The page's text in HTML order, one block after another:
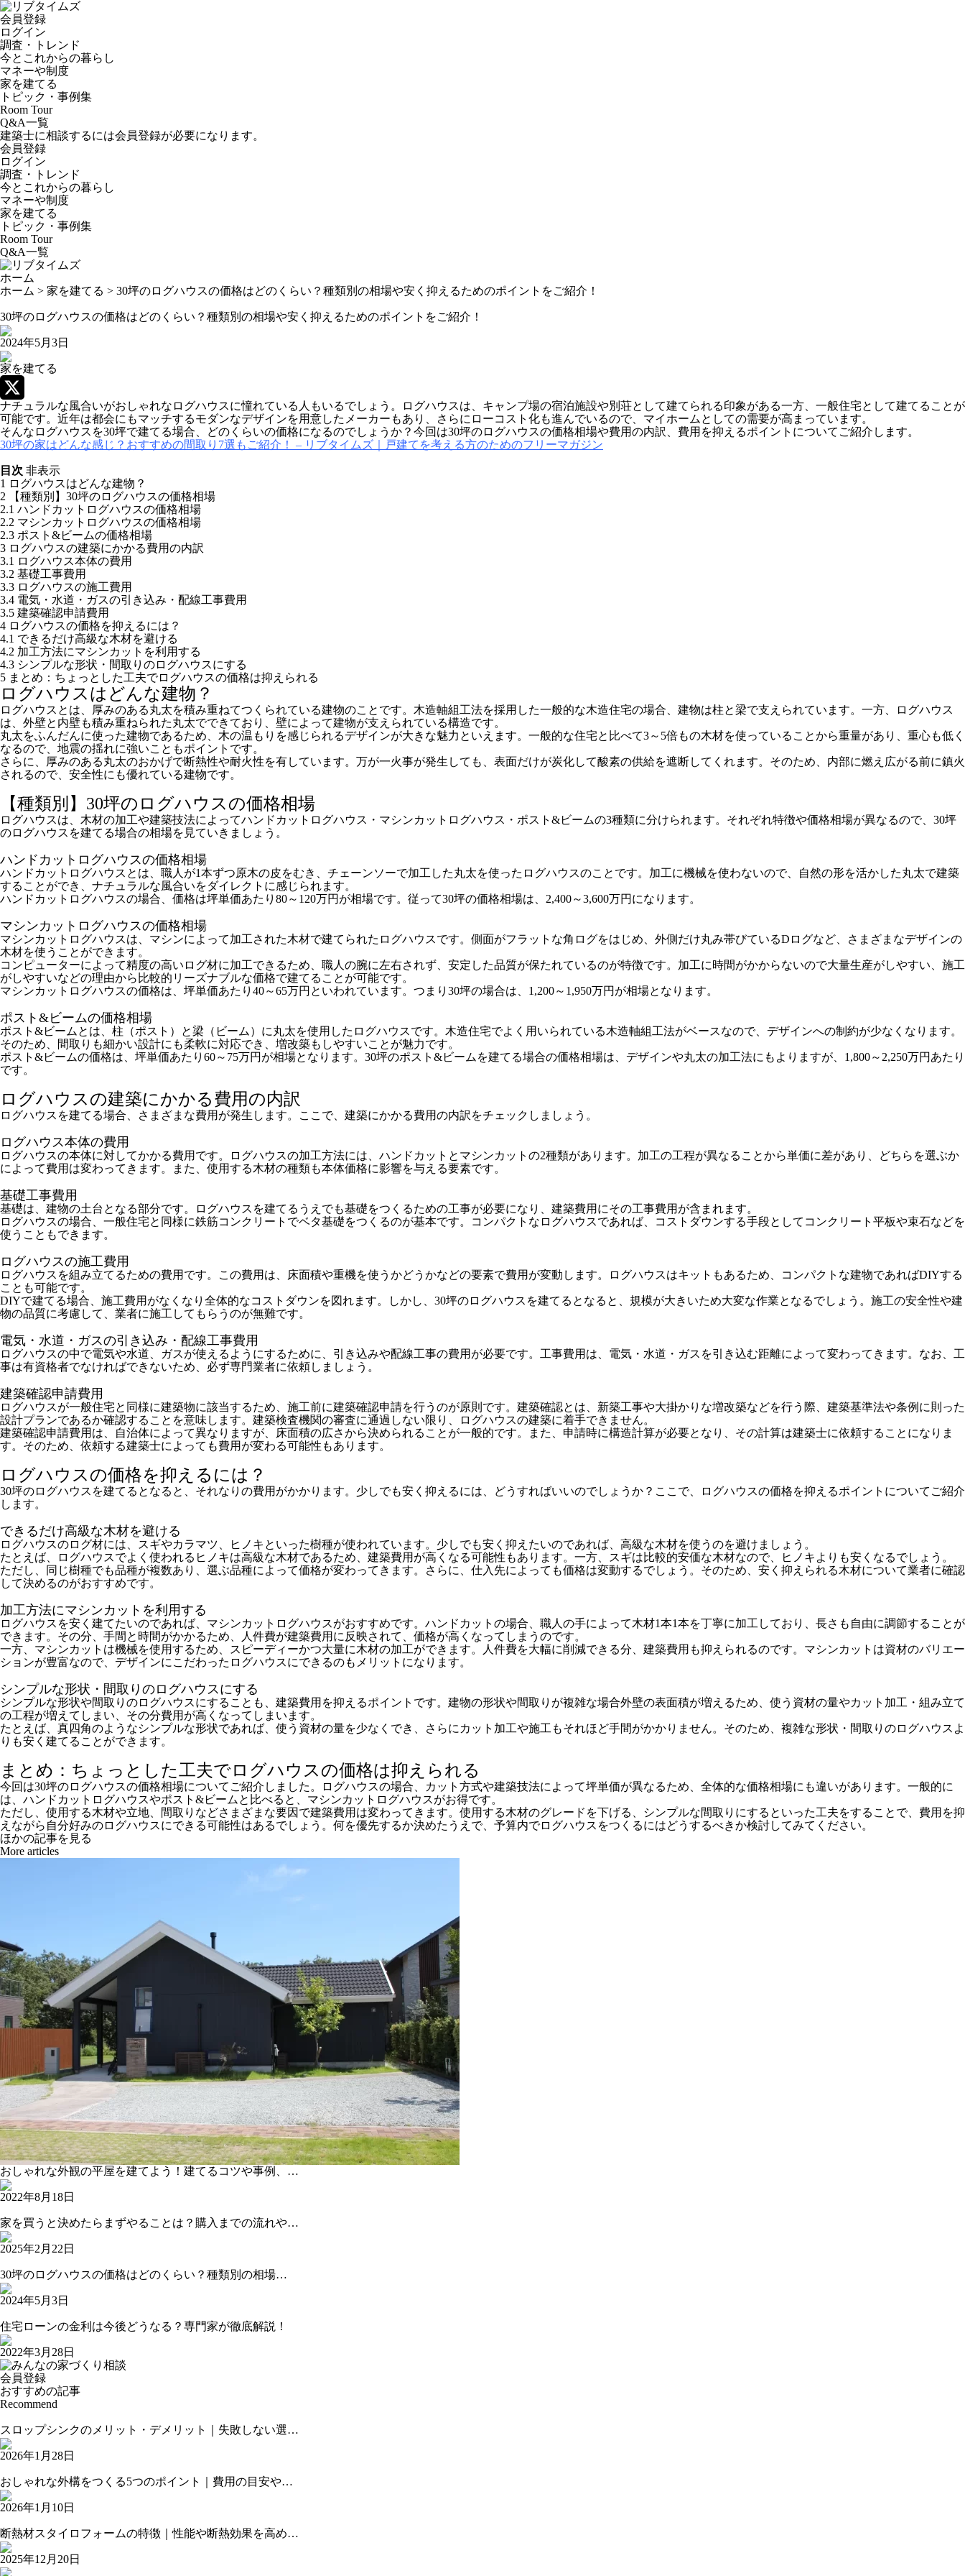
会員登録
ログイン
調査・トレンド
今とこれからの暮らし
マネーや制度
家を建てる
トピック・事例集
Room Tour
Q&A一覧
建築士に相談するには会員登録が必要になります。
会員登録
ログイン
調査・トレンド
今とこれからの暮らし
マネーや制度
家を建てる
トピック・事例集
Room Tour
Q&A一覧
ホーム
ホーム > 家を建てる > 30坪のログハウスの価格はどのくらい？種類別の相場や安く抑えるためのポイントをご紹介！
30坪のログハウスの価格はどのくらい？種類別の相場や安く抑えるためのポイントをご紹介！
2024年5月3日
家を建てる
X
ナチュラルな風合いがおしゃれなログハウスに憧れている人もいるでしょう。ログハウスは、キャンプ場の宿泊施設や別荘として建てられる印象がある一方、一般住宅として建てることが
可能です。近年は都会にもマッチするモダンなデザインを用意したメーカーもあり、さらにローコスト化も進んでいるので、マイホームとしての需要が高まっています。
そんなログハウスを30坪で建てる場合、どのくらいの価格になるのでしょうか？今回は30坪のログハウスの価格相場や費用の内訳、費用を抑えるポイントについてご紹介します。
30坪の家はどんな感じ？おすすめの間取り7選もご紹介！ – リブタイムズ｜戸建てを考える方のためのフリーマガジン
目次 非表示
1 ログハウスはどんな建物？
2
【種類別】30坪のログハウスの価格相場
2.1 ハンドカットログハウスの価格相場
2.2 マシンカットログハウスの価格相場
2.3 ポスト&ビームの価格相場
3 ログハウスの建築にかかる費用の内訳
3.1 ログハウス本体の費用
3.2 基礎工事費用
3.3 ログハウスの施工費用
3.4 電気・水道・ガスの引き込み・配線工事費用
3.5 建築確認申請費用
4 ログハウスの価格を抑えるには？
4.1 できるだけ高級な木材を避ける
4.2 加工方法にマシンカットを利用する
4.3 シンプルな形状・間取りのログハウスにする
5 まとめ：ちょっとした工夫でログハウスの価格は抑えられる
ログハウスはどんな建物？
ログハウスとは、厚みのある丸太を積み重ねてつくられている建物のことです。木造軸組工法を採用した一般的な木造住宅の場合、建物は柱と梁で支えられています。一方、ログハウス
は、外壁と内壁も積み重ねられた丸太でできており、壁によって建物が支えられている構造です。
丸太をふんだんに使った建物であるため、木の温もりを感じられるデザインが大きな魅力といえます。一般的な住宅と比べて3～5倍もの木材を使っていることから重量があり、重心も低く
なるので、地震の揺れに強いこともポイントです。
さらに、厚みのある丸太のおかげで断熱性や耐火性を有しています。万が一火事が発生しても、表面だけが炭化して酸素の供給を遮断してくれます。そのため、内部に燃え広がる前に鎮火
されるので、安全性にも優れている建物です。
【種類別】30坪のログハウスの価格相場
ログハウスは、木材の加工や建築技法によってハンドカットログハウス・マシンカットログハウス・ポスト&ビームの3種類に分けられます。それぞれ特徴や価格相場が異なるので、30坪
のログハウスを建てる場合の相場を見ていきましょう。
ハンドカットログハウスの価格相場
ハンドカットログハウスとは、職人が1本ずつ原木の皮をむき、チェーンソーで加工した丸太を使ったログハウスのことです。加工に機械を使わないので、自然の形を活かした丸太で建築
することができ、ナチュラルな風合いをダイレクトに感じられます。
ハンドカットログハウスの場合、価格は坪単価あたり80～120万円が相場です。従って30坪の価格相場は、2,400～3,600万円になります。
マシンカットログハウスの価格相場
マシンカットログハウスは、マシンによって加工された木材で建てられたログハウスです。側面がフラットな角ログをはじめ、外側だけ丸み帯びているDログなど、さまざまなデザインの
木材を使うことができます。
コンピューターによって精度の高いログ材に加工できるため、職人の腕に左右されず、安定した品質が保たれているのが特徴です。加工に時間がかからないので大量生産がしやすい、施工
がしやすいなどの理由から比較的リーズナブルな価格で建てることが可能です。
マシンカットログハウスの価格は、坪単価あたり40～65万円といわれています。つまり30坪の場合は、1,200～1,950万円が相場となります。
ポスト&ビームの価格相場
ポスト&ビームとは、柱（ポスト）と梁（ビーム）に丸太を使用したログハウスです。木造住宅でよく用いられている木造軸組工法がベースなので、デザインへの制約が少なくなります。
そのため、間取りも細かい設計にも柔軟に対応でき、増改築もしやすいことが魅力です。
ポスト&ビームの価格は、坪単価あたり60～75万円が相場となります。30坪のポスト&ビームを建てる場合の価格相場は、デザインや丸太の加工法にもよりますが、1,800～2,250万円あたり
です。
ログハウスの建築にかかる費用の内訳
ログハウスを建てる場合、さまざまな費用が発生します。ここで、建築にかかる費用の内訳をチェックしましょう。
ログハウス本体の費用
ログハウスの本体に対してかかる費用です。ログハウスの加工方法には、ハンドカットとマシンカットの2種類があります。加工の工程が異なることから単価に差があり、どちらを選ぶか
によって費用は変わってきます。また、使用する木材の種類も本体価格に影響を与える要素です。
基礎工事費用
基礎は、建物の土台となる部分です。ログハウスを建てるうえでも基礎をつくるための工事が必要になり、建築費用にその工事費用が含まれます。
ログハウスの場合、一般住宅と同様に鉄筋コンクリートでベタ基礎をつくるのが基本です。コンパクトなログハウスであれば、コストダウンする手段としてコンクリート平板や束石などを
使うこともできます。
ログハウスの施工費用
ログハウスを組み立てるための費用です。この費用は、床面積や重機を使うかどうかなどの要素で費用が変動します。ログハウスはキットもあるため、コンパクトな建物であればDIYする
ことも可能です。
DIYで建てる場合、施工費用がなくなり全体的なコストダウンを図れます。しかし、30坪のログハウスを建てるとなると、規模が大きいため大変な作業となるでしょう。施工の安全性や建
物の品質に考慮して、業者に施工してもらうのが無難です。
電気・水道・ガスの引き込み・配線工事費用
ログハウスの中で電気や水道、ガスが使えるようにするために、引き込みや配線工事の費用が必要です。工事費用は、電気・水道・ガスを引き込む距離によって変わってきます。なお、工
事は有資格者でなければできないため、必ず専門業者に依頼しましょう。
建築確認申請費用
ログハウスが一般住宅と同様に建築物に該当するため、施工前に建築確認申請を行うのが原則です。建築確認とは、新築工事や大掛かりな増改築などを行う際、建築基準法や条例に則った
設計プランであるか確認することを意味します。建築検査機関の審査に通過しない限り、ログハウスの建築に着手できません。
建築確認申請費用は、自治体によって異なりますが、床面積の広さから決められることが一般的です。また、申請時に構造計算が必要となり、その計算は建築士に依頼することになりま
す。そのため、依頼する建築士によっても費用が変わる可能性もあります。
ログハウスの価格を抑えるには？
30坪のログハウスを建てるとなると、それなりの費用がかかります。少しでも安く抑えるには、どうすればいいのでしょうか？ここで、ログハウスの価格を抑えるポイントについてご紹介
します。
できるだけ高級な木材を避ける
ログハウスのログ材には、スギやカラマツ、ヒノキといった樹種が使われています。少しでも安く抑えたいのであれば、高級な木材を使うのを避けましょう。
たとえば、ログハウスでよく使われるヒノキは高級な木材であるため、建築費用が高くなる可能性もあります。一方、スギは比較的安価な木材なので、ヒノキよりも安くなるでしょう。
ただし、同じ樹種でも品種が複数あり、選ぶ品種によって価格が変わってきます。さらに、仕入先によっても価格は変動するでしょう。そのため、安く抑えられる木材について業者に確認
して決めるのがおすすめです。
加工方法にマシンカットを利用する
ログハウスを安く建てたいのであれば、マシンカットログハウスがおすすめです。ハンドカットの場合、職人の手によって木材1本1本を丁寧に加工しており、長さも自由に調節することが
できます。その分、手間と時間がかかるため、人件費が建築費用に反映されて、価格が高くなってしまうのです。
一方、マシンカットは機械を使用するため、スピーディーかつ大量に木材の加工ができます。人件費を大幅に削減できる分、建築費用も抑えられるのです。マシンカットは資材のバリエー
ションが豊富なので、デザインにこだわったログハウスにできるのもメリットになります。
シンプルな形状・間取りのログハウスにする
シンプルな形状や間取りのログハウスにすることも、建築費用を抑えるポイントです。建物の形状や間取りが複雑な場合外壁の表面積が増えるため、使う資材の量やカット加工・組み立て
の工程が増えてしまい、その分費用が高くなってしまいます。
たとえば、真四角のようなシンプルな形状であれば、使う資材の量を少なくでき、さらにカット加工や施工もそれほど手間がかかりません。そのため、複雑な形状・間取りのログハウスよ
りも安く建てることができます。
まとめ：ちょっとした工夫でログハウスの価格は抑えられる
今回は30坪のログハウスの価格相場についてご紹介しました。ログハウスの場合、カット方式や建築技法によって坪単価が異なるため、全体的な価格相場にも違いがあります。一般的に
は、ハンドカットログハウスやポスト&ビームと比べると、マシンカットログハウスがお得です。
ただし、使用する木材や立地、間取りなどさまざまな要因で建築費用は変わってきます。使用する木材のグレードを下げる、シンプルな間取りにするといった工夫をすることで、費用を抑
えながら自分好みのログハウスにできる可能性はあるでしょう。何を優先するか決めたうえで、予算内でログハウスをつくるにはどうするべきか検討してみてください。
ほかの記事を見る
More articles
おしゃれな外観の平屋を建てよう！建てるコツや事例、…
2022年8月18日
家を買うと決めたらまずやることは？購入までの流れや…
2025年2月22日
30坪のログハウスの価格はどのくらい？種類別の相場…
2024年5月3日
住宅ローンの金利は今後どうなる？専門家が徹底解説！
2022年3月28日
会員登録
おすすめの記事
Recommend
スロップシンクのメリット・デメリット｜失敗しない選…
2026年1月28日
おしゃれな外構をつくる5つのポイント｜費用の目安や…
2026年1月10日
断熱材スタイロフォームの特徴｜性能や断熱効果を高め…
2025年12月20日